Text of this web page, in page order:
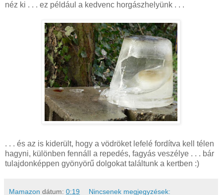
néz ki . . . ez például a kedvenc horgászhelyünk . . .
. . . és az is kiderült, hogy a vödröket lefelé fordítva kell télen
hagyni, különben fennáll a repedés, fagyás veszélye . . . bár
tulajdonképpen gyönyörű dolgokat találtunk a kertben :)
Mamazon dátum: 0:19 Nincsenek megjegyzések: